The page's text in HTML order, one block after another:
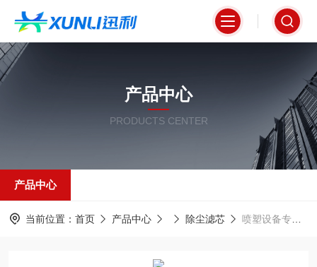
产品中心
PRODUCTS CENTER
产品中心
当前位置： 首页 产品中心 除尘滤芯 喷塑设备专用六耳除尘滤筒350*660mm